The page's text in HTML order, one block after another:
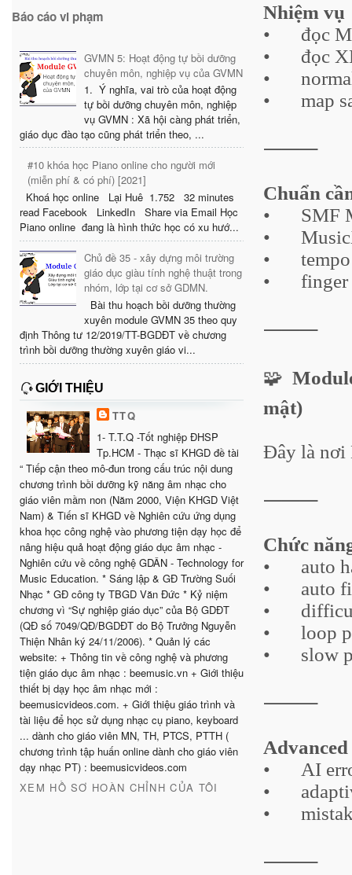
Báo cáo vi phạm
GVMN 5: Hoạt động tự bồi dưỡng
chuyên môn, nghiệp vụ của GVMN
1. Ý nghĩa, vai trò của hoạt động
tự bồi dưỡng chuyên môn, nghiệp
vụ GVMN : Xã hội càng phát triển,
giáo dục đào tạo cũng phát triển theo, ...
#10 khóa học Piano online cho người mới
(miễn phí & có phí) [2021]
Khoá học online Lại Huê 1.752 32 minutes
read Facebook LinkedIn Share via Email Học
Piano online đang là hình thức học có xu hướ...
Chủ đề 35 - xây dựng môi trường
giáo dục giàu tính nghệ thuật trong
nhóm, lớp tại cơ sở GDMN.
Bài thu hoạch bồi dưỡng thường
xuyên module GVMN 35 theo quy
định Thông tư 12/2019/TT-BGDĐT về chương
trình bồi dưỡng thường xuyên giáo vi...
GIỚI THIỆU
TTQ
1- T.T.Q -Tốt nghiệp ĐHSP
Tp.HCM - Thạc sĩ KHGD đề tài
“ Tiếp cận theo mô-đun trong cấu trúc nội dung
chương trình bồi dưỡng kỹ năng âm nhạc cho
giáo viên mầm non (Năm 2000, Viện KHGD Việt
Nam) & Tiến sĩ KHGD về Nghiên cứu ứng dụng
khoa học công nghệ vào phương tiện dạy học để
nâng hiệu quả hoạt động giáo dục âm nhạc -
Nghiên cứu về công nghệ GDÂN - Technology for
Music Education. * Sáng lập & GĐ Trường Suối
Nhạc * GĐ công ty TBGD Văn Đức * Kỷ niệm
chương vì “Sự nghiệp giáo dục” của Bộ GDĐT
(QĐ số 7049/QĐ/BGDĐT do Bộ Trưởng Nguyễn
Thiện Nhân ký 24/11/2006). * Quản lý các
website: + Thông tin về công nghệ và phương
tiện giáo dục âm nhạc : beemusic.vn + Giới thiệu
thiết bị dạy học âm nhạc mới :
beemusicvideos.com. + Giới thiệu giáo trình và
tài liệu để học sử dụng nhạc cụ piano, keyboard
... dành cho giáo viên MN, TH, PTCS, PTTH (
chương trình tập huấn online dành cho giáo viên
dạy nhạc PT) : beemusicvideos.com
XEM HỒ SƠ HOÀN CHỈNH CỦA TÔI
Nhiệm vụ
•
đọc
•
đọc
•
•
map
⸻
Chuẩn
•
SMF
•
•
•
finger
⸻
🧩
mật)
Đây là nơi
⸻
Chức
•
auto
•
auto
•
•
loop
•
slow
⸻
•
AI
•
•
⸻